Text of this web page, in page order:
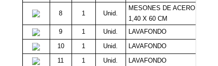
8 1 Unid.
MESONES DE ACERO
1,40 X 60 CM
9 1 Unid. LAVAFONDO
10
1 Unid. LAVAFONDO
11
1 Unid. LAVAFONDO